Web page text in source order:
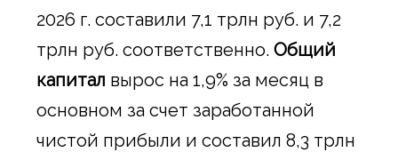
2026 г. составили 7,1 трлн руб. и 7,2
трлн руб. соответственно. Общий
капитал вырос на 1,9% за месяц в
основном за счет заработанной
чистой прибыли и составил 8,3 трлн